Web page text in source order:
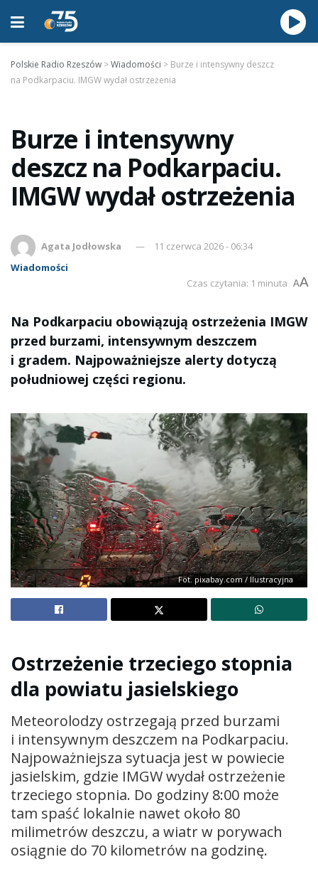
Polskie Radio Rzeszów >Wiadomości > Burze i intensywny deszcz
na Podkarpaciu. IMGW wydał ostrzeżenia
Burze i intensywny
deszcz na Podkarpaciu.
IMGW wydał ostrzeżenia
Agata Jodłowska
11 czerwca 2026 - 06:34
Wiadomości
Czas czytania: 1 minuta AA
Na Podkarpaciu obowiązują ostrzeżenia IMGW
przed burzami, intensywnym deszczem
i gradem. Najpoważniejsze alerty dotyczą
południowej części regionu.
Fot. pixabay.com / Ilustracyjna
Ostrzeżenie trzeciego stopnia
dla powiatu jasielskiego
Meteorolodzy ostrzegają przed burzami
i intensywnym deszczem na Podkarpaciu.
Najpoważniejsza sytuacja jest w powiecie
jasielskim, gdzie IMGW wydał ostrzeżenie
trzeciego stopnia. Do godziny 8:00 może
tam spaść lokalnie nawet około 80
milimetrów deszczu, a wiatr w porywach
osiągnie do 70 kilometrów na godzinę.